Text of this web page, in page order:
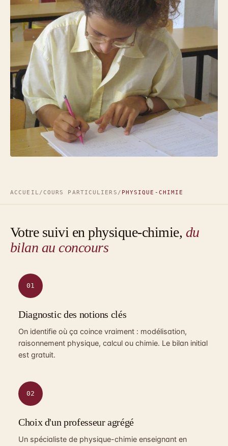
ACCUEIL / COURS PARTICULIERS / PHYSIQUE-CHIMIE
Votre suivi en physique-chimie, du
bilan au concours
01
Diagnostic des notions clés
On identifie où ça coince vraiment : modélisation,
raisonnement physique, calcul ou chimie. Le bilan initial
est gratuit.
02
Choix d'un professeur agrégé
Un spécialiste de physique-chimie enseignant en